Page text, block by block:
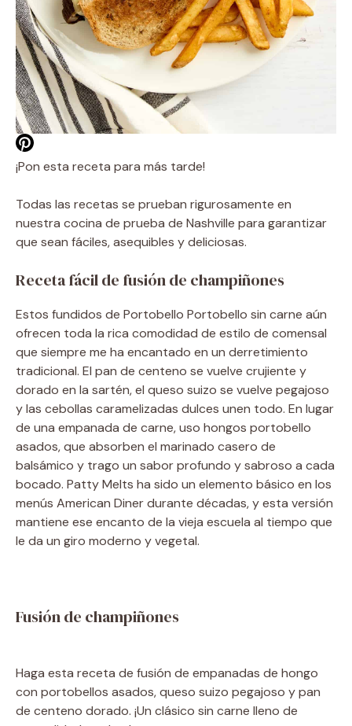
¡Pon esta receta para más tarde!
Todas las recetas se prueban rigurosamente en
nuestra cocina de prueba de Nashville para garantizar
que sean fáciles, asequibles y deliciosas.
Receta fácil de fusión de champiñones
Estos fundidos de Portobello Portobello sin carne aún
ofrecen toda la rica comodidad de estilo de comensal
que siempre me ha encantado en un derretimiento
tradicional. El pan de centeno se vuelve crujiente y
dorado en la sartén, el queso suizo se vuelve pegajoso
y las cebollas caramelizadas dulces unen todo. En lugar
de una empanada de carne, uso hongos portobello
asados, que absorben el marinado casero de
balsámico y trago un sabor profundo y sabroso a cada
bocado. Patty Melts ha sido un elemento básico en los
menús American Diner durante décadas, y esta versión
mantiene ese encanto de la vieja escuela al tiempo que
le da un giro moderno y vegetal.
Fusión de champiñones
Haga esta receta de fusión de empanadas de hongo
con portobellos asados, queso suizo pegajoso y pan
de centeno dorado. ¡Un clásico sin carne lleno de